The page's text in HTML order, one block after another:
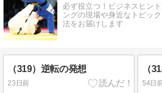
必ず役立つ！ビジネスヒン
ングの現場や身近なトピッ
法をお届けします
（319）逆転の発想
23日前
（
54日